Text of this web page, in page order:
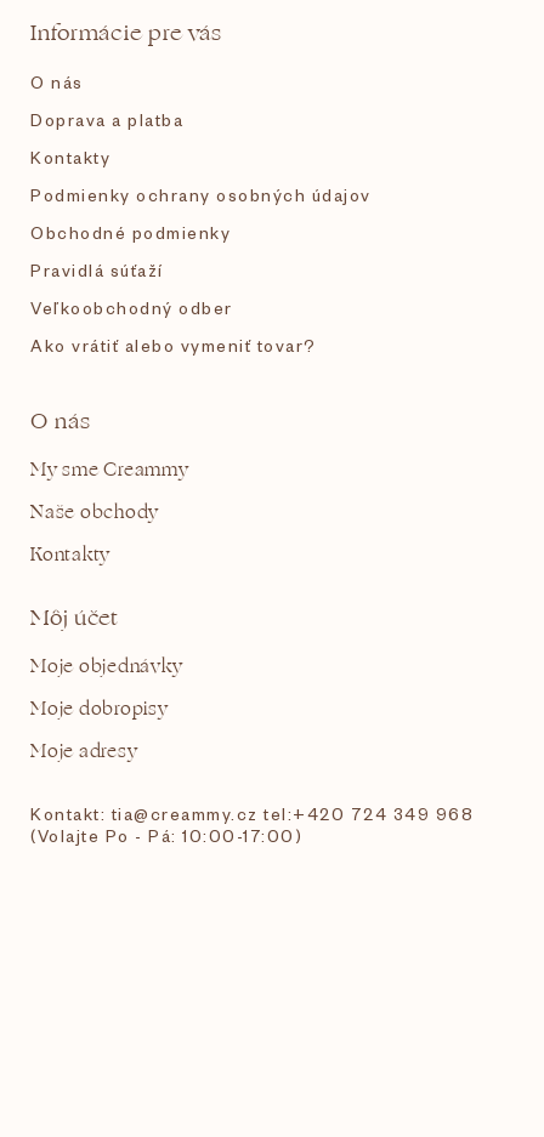
Informácie pre vás
O nás
Doprava a platba
Kontakty
Podmienky ochrany osobných údajov
Obchodné podmienky
Pravidlá súťaží
Veľkoobchodný odber
Ako vrátiť alebo vymeniť tovar?
O nás
My sme Creammy
Naše obchody
Kontakty
Môj účet
Moje objednávky
Moje dobropisy
Moje adresy
Kontakt: tia@creammy.cz tel:+420 724 349 968
(Volajte Po - Pá: 10:00-17:00)